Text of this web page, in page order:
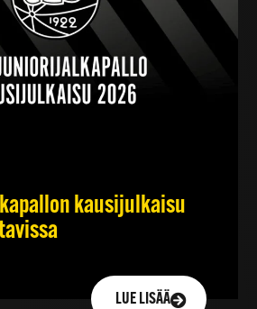
kausijulkaisu
LUE LISÄÄ